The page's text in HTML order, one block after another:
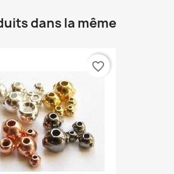
dans la même
favorite_border